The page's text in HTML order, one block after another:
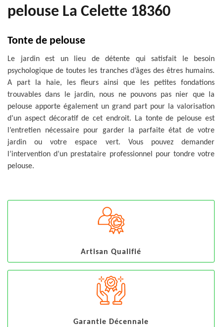
pelouse La Celette 18360
Tonte de pelouse
Le jardin est un lieu de détente qui satisfait le besoin
psychologique de toutes les tranches d’âges des êtres humains.
A part la haie, les fleurs ainsi que les petites fondations
trouvables dans le jardin, nous ne pouvons pas nier que la
pelouse apporte également un grand part pour la valorisation
d’un aspect décoratif de cet endroit. La tonte de pelouse est
l’entretien nécessaire pour garder la parfaite état de votre
jardin ou votre espace vert. Vous pouvez demander
l’intervention d’un prestataire professionnel pour tondre votre
pelouse.
Artisan Qualifié
Garantie Décennale